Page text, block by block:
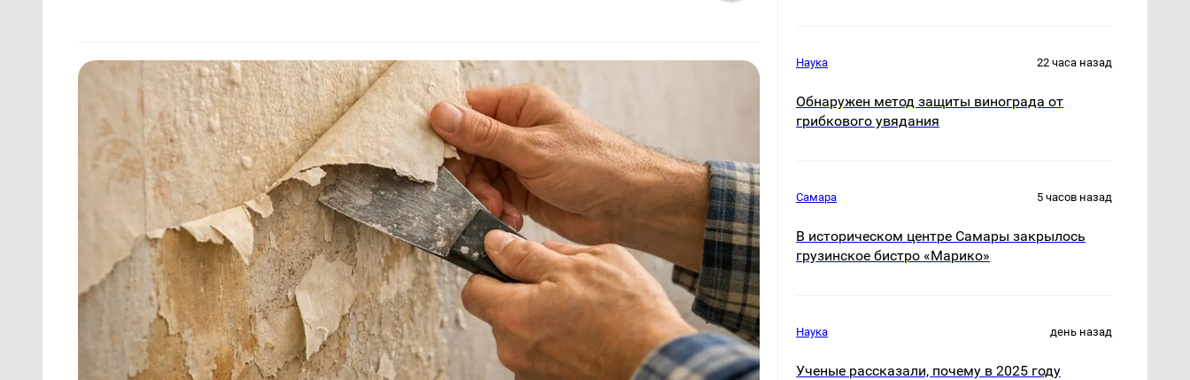
Наука 22 часа назад
Обнаружен метод защиты винограда от
грибкового увядания
Самара 5 часов назад
В историческом центре Самары закрылось
грузинское бистро «Марико»
Наука день назад
Ученые рассказали, почему в 2025 году